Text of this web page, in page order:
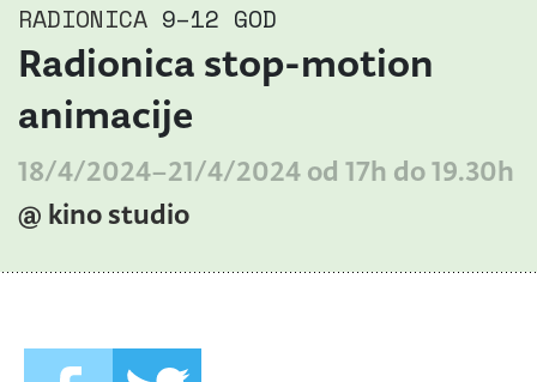
RADIONICA 9–12 GOD
Radionica stop-motion
animacije
18/4/2024–21/4/2024 od 17h do 19.30h
@ kino studio